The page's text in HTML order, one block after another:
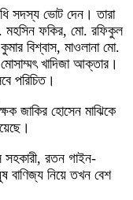
সদস্য ভোট দেন। তারা
ফকির, মো. রফিকুল
বিশ্বাস, মাওলানা মো.
খাদিজা আক্তার।
পরিচিত।
জাকির হোসেন মাঝিকে
রতন গাইন-
নিয়ে তখন বেশ